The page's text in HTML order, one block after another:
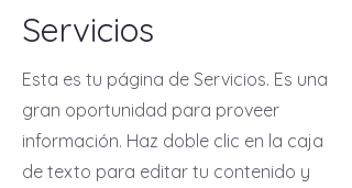
Servicios
Esta es tu página de Servicios. Es una
gran oportunidad para proveer
información. Haz doble clic en la caja
de texto para editar tu contenido y